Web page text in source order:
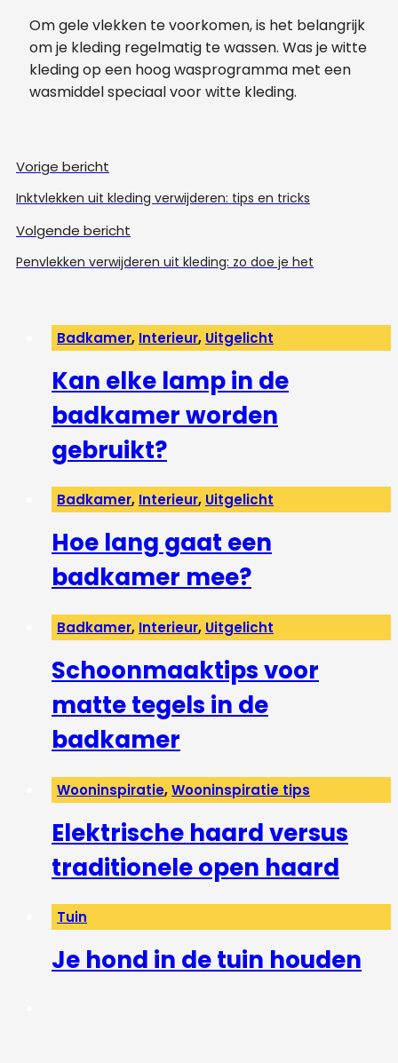
Om gele vlekken te voorkomen, is het belangrijk
om je kleding regelmatig te wassen. Was je witte
kleding op een hoog wasprogramma met een
wasmiddel speciaal voor witte kleding.
Vorige bericht
Inktvlekken uit kleding verwijderen: tips en tricks
Volgende bericht
Penvlekken verwijderen uit kleding: zo doe je het
Badkamer, Interieur, Uitgelicht
Kan elke lamp in de
badkamer worden
gebruikt?
Badkamer, Interieur, Uitgelicht
Hoe lang gaat een
badkamer mee?
Badkamer, Interieur, Uitgelicht
Schoonmaaktips voor
matte tegels in de
badkamer
Wooninspiratie,Wooninspiratie tips
Elektrische haard versus
traditionele open haard
Tuin
Je hond in de tuin houden